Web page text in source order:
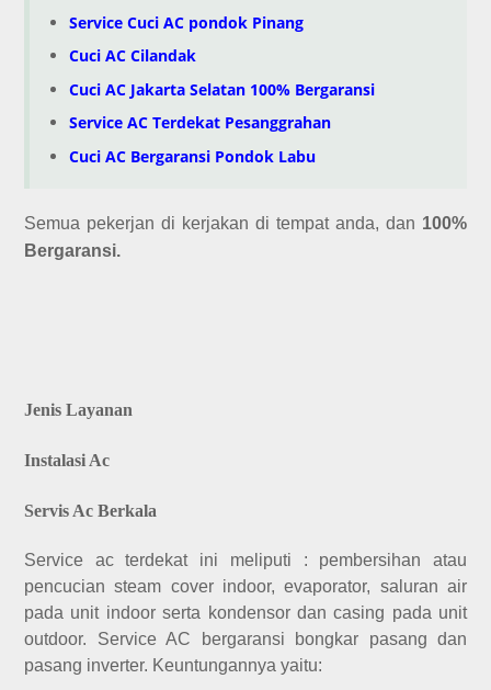
Service Cuci AC pondok Pinang
Cuci AC Cilandak
Cuci AC Jakarta Selatan 100% Bergaransi
Service AC Terdekat Pesanggrahan
Cuci AC Bergaransi Pondok Labu
Semua pekerjan di kerjakan di tempat anda, dan 100%
Bergaransi.
Jenis Layanan
Instalasi Ac
Servis Ac Berkala
Service ac terdekat ini meliputi : pembersihan atau
pencucian steam cover indoor, evaporator, saluran air
pada unit indoor serta kondensor dan casing pada unit
outdoor. Service AC bergaransi bongkar pasang dan
pasang inverter. Keuntungannya yaitu: